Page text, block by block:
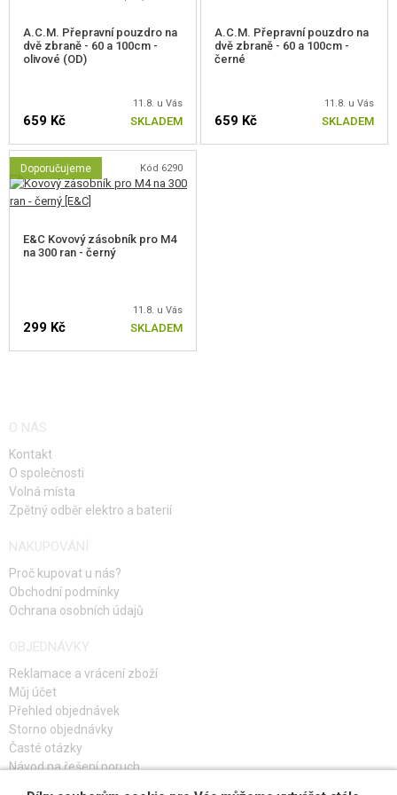
A.C.M. Přepravní pouzdro na
dvě zbraně - 60 a 100cm -
olivové (OD)
11.8. u Vás
659 Kč SKLADEM
A.C.M. Přepravní pouzdro na
dvě zbraně - 60 a 100cm -
černé
11.8. u Vás
659 Kč SKLADEM
Doporučujeme Kód 6290
E&C Kovový zásobník pro M4
na 300 ran - černý
11.8. u Vás
299 Kč SKLADEM
O NÁS
Kontakt
O společnosti
Volná místa
Zpětný odběr elektro a baterií
NAKUPOVÁNÍ
Proč kupovat u nás?
Obchodní podmínky
Ochrana osobních údajů
OBJEDNÁVKY
Reklamace a vrácení zboží
Můj účet
Přehled objednávek
Storno objednávky
Časté otázky
Návod na řešení poruch